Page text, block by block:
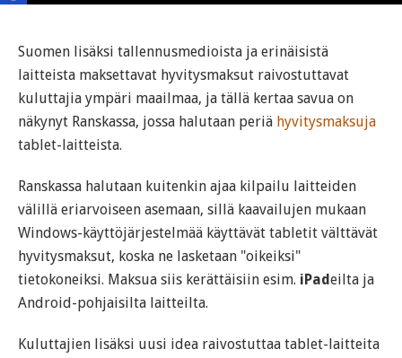
Suomen lisäksi tallennusmedioista ja erinäisistä
laitteista maksettavat hyvitysmaksut raivostuttavat
kuluttajia ympäri maailmaa, ja tällä kertaa savua on
näkynyt Ranskassa, jossa halutaan periä hyvitysmaksuja
tablet-laitteista.
Ranskassa halutaan kuitenkin ajaa kilpailu laitteiden
välillä eriarvoiseen asemaan, sillä kaavailujen mukaan
Windows-käyttöjärjestelmää käyttävät tabletit välttävät
hyvitysmaksut, koska ne lasketaan "oikeiksi"
tietokoneiksi. Maksua siis kerättäisiin esim. iPadeilta ja
Android-pohjaisilta laitteilta.
Kuluttajien lisäksi uusi idea raivostuttaa tablet-laitteita